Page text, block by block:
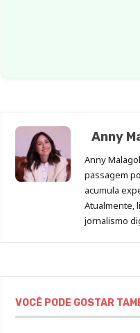
Anny
Anny
passagem
acumula
Atualmente,
jornalismo
VOCÊ PODE GOSTAR